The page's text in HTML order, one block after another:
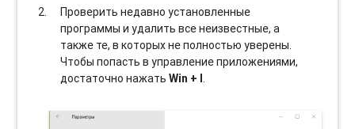
Проверить недавно установленные
программы и удалить все неизвестные, а
также те, в которых не полностью уверены.
Чтобы попасть в управление приложениями,
достаточно нажатьWin + I.